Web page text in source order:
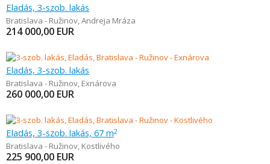
Eladás, 3-szob. lakás
Bratislava - Ružinov,Andreja Mráza
214 000,00 EUR
Eladás, 3-szob. lakás
Bratislava - Ružinov, Exnárova
260 000,00 EUR
Eladás, 3-szob. lakás, 67 m2
Bratislava - Ružinov, Kostlivého
225 900,00 EUR